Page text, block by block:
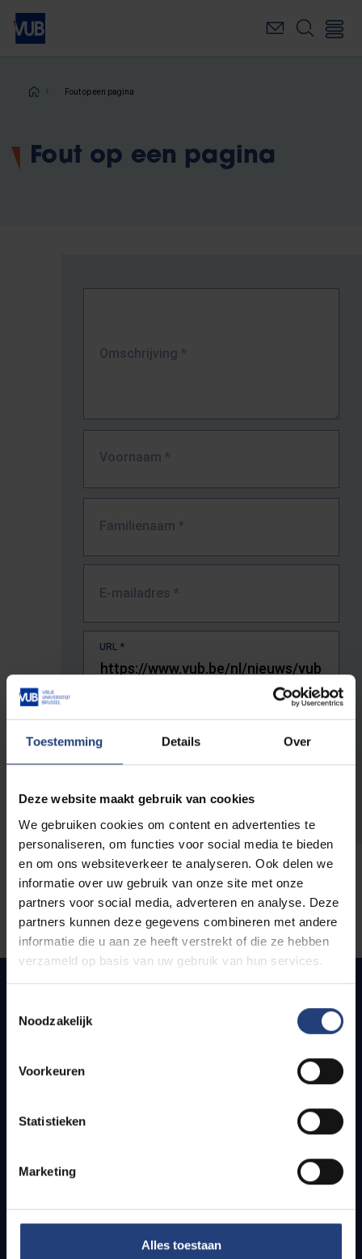
Toestemming Details Over
Deze website maakt gebruik van cookies
We gebruiken cookies om content en advertenties te
personaliseren, om functies voor social media te bieden
en om ons websiteverkeer te analyseren. Ook delen we
informatie over uw gebruik van onze site met onze
partners voor social media, adverteren en analyse. Deze
partners kunnen deze gegevens combineren met andere
informatie die u aan ze heeft verstrekt of die ze hebben
verzameld op basis van uw gebruik van hun services.
Noodzakelijk
Voorkeuren
Statistieken
Marketing
Alles toestaan
Overslaan
naar
inhoudKruimelpad
Fout op een pagina
Fout op een pagina
Omschrijving *
Voornaam *
Familienaam *
E-mailadres *
URL *
De volledige URL van de pagina waar je de fout zag.
Snel naar
Bereikbaarheid